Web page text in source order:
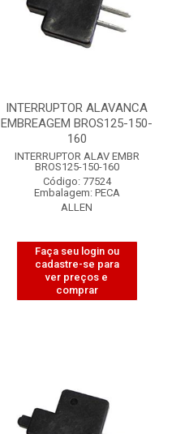
INTERRUPTOR ALAVANCA
EMBREAGEM BROS125-150-
160
INTERRUPTOR ALAV EMBR
BROS125-150-160
Código: 77524
Embalagem: PECA
ALLEN
Faça seu login ou
cadastre-se para
ver preços e
comprar